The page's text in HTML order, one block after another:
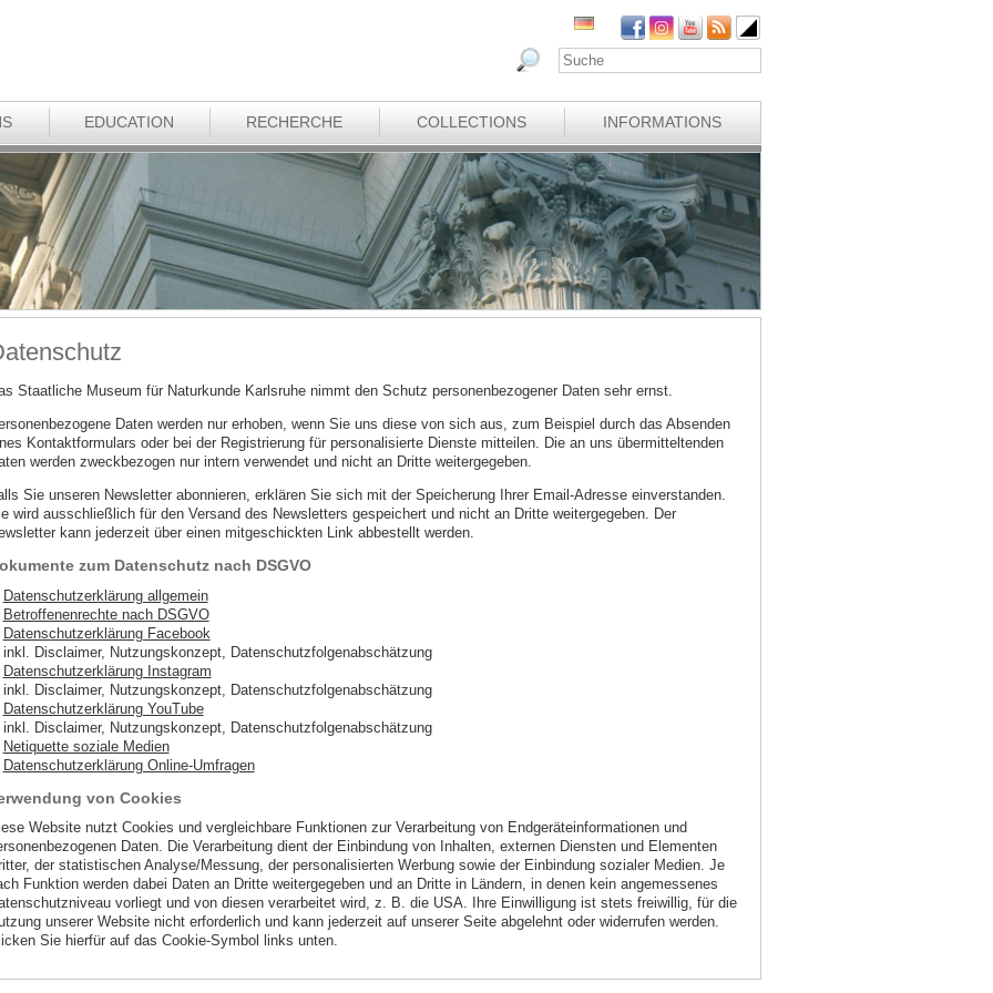
EDUCATION RECHERCHE COLLECTIONS INFORMATIONS
Staatliche Museum für Naturkunde Karlsruhe nimmt den Schutz personenbezogener Daten sehr ernst.
Daten werden nur erhoben, wenn Sie uns diese von sich aus, zum Beispiel durch das Absenden
Kontaktformulars oder bei der Registrierung für personalisierte Dienste mitteilen. Die an uns übermitteltenden
werden zweckbezogen nur intern verwendet und nicht an Dritte weitergegeben.
Sie unseren Newsletter abonnieren, erklären Sie sich mit der Speicherung Ihrer Email-Adresse einverstanden.
wird ausschließlich für den Versand des Newsletters gespeichert und nicht an Dritte weitergegeben. Der
kann jederzeit über einen mitgeschickten Link abbestellt werden.
zum Datenschutz nach DSGVO
Datenschutzerklärung allgemein
Betroffenenrechte nach DSGVO
Datenschutzerklärung Facebook
inkl. Disclaimer, Nutzungskonzept, Datenschutzfolgenabschätzung
Datenschutzerklärung Instagram
inkl. Disclaimer, Nutzungskonzept, Datenschutzfolgenabschätzung
Datenschutzerklärung YouTube
inkl. Disclaimer, Nutzungskonzept, Datenschutzfolgenabschätzung
Netiquette soziale Medien
Datenschutzerklärung Online-Umfragen
von Cookies
Website nutzt Cookies und vergleichbare Funktionen zur Verarbeitung von Endgeräteinformationen und
Daten. Die Verarbeitung dient der Einbindung von Inhalten, externen Diensten und Elementen
der statistischen Analyse/Messung, der personalisierten Werbung sowie der Einbindung sozialer Medien. Je
Funktion werden dabei Daten an Dritte weitergegeben und an Dritte in Ländern, in denen kein angemessenes
vorliegt und von diesen verarbeitet wird, z. B. die USA. Ihre Einwilligung ist stets freiwillig, für die
unserer Website nicht erforderlich und kann jederzeit auf unserer Seite abgelehnt oder widerrufen werden.
Sie hierfür auf das Cookie-Symbol links unten.